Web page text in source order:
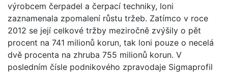
výrobcem čerpadel a čerpací techniky, loni
zaznamenala zpomalení růstu tržeb. Zatímco v roce
2012 se její celkové tržby meziročně zvýšily o pět
procent na 741 milionů korun, tak loni pouze o necelá
dvě procenta na zhruba 755 milionů korun. V
posledním čísle podnikového zpravodaje Sigmaprofil